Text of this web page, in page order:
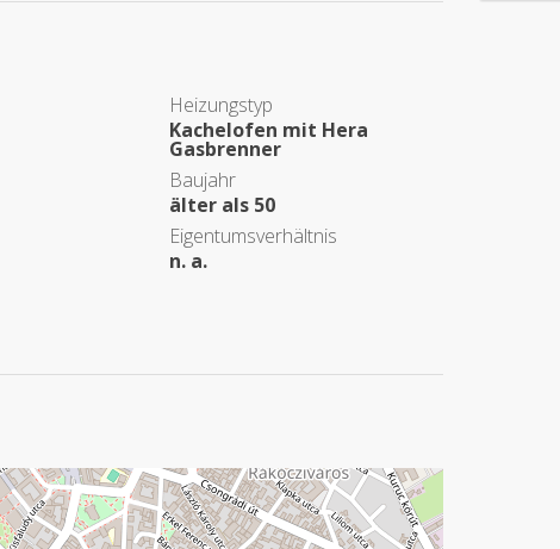
Heizungstyp
Kachelofen mit Hera
Gasbrenner
Baujahr
älter als 50
Eigentumsverhältnis
n. a.